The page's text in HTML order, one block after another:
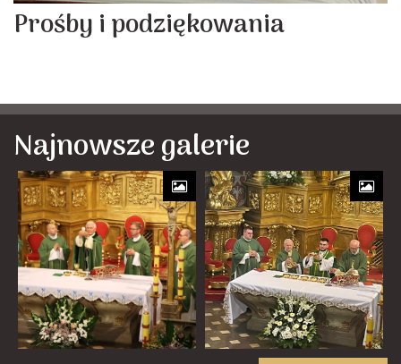
Prośby i podziękowania
Najnowsze galerie